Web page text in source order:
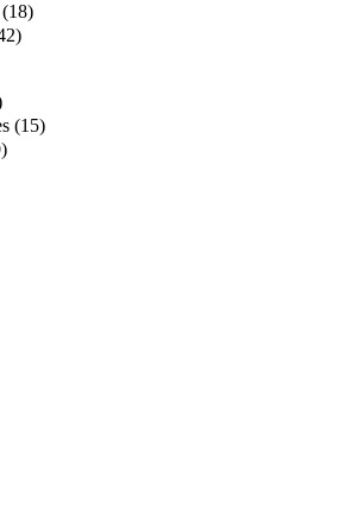
(15)